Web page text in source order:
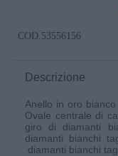
COD. 53556156
Descrizione
Anello in oro
Ovale centrale di
giro di diamanti
diamanti bianchi
diamanti bianchi